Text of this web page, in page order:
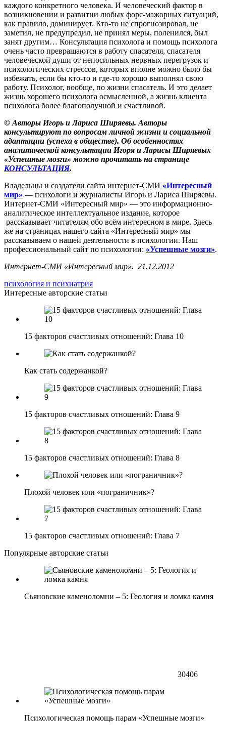
каждого конкретного человека. И человеческий фактор в
возникновении и развитии любых форс-мажорных ситуаций,
как правило, доминирует. Кто-то не спрогнозировал, не
заметил, не предупредил, не принял меры, поленился, был
занят другим… Консультация психолога и помощь психолога
очень часто превращаются в работу спасателя, спасателя
человеческой души от непосильных нервных перегрузок и
психологических стрессов, которых вполне можно было бы
избежать, если бы кто-то и где-то хорошо выполнял свою
работу. Психолог, вообще, по жизни спасатель. И это делает
жизнь хорошего психолога осмысленной, а жизнь клиента
психолога более благополучной и счастливой.
© Авторы Игорь и Лариса Ширяевы. Авторы
консультируют по вопросам личной жизни и социальной
адаптации (успеха в обществе). Об особенностях
аналитической консультации Игоря и Ларисы Ширяевых
«Успешные мозги» можно прочитать на странице
КОНСУЛЬТАЦИЯ.
Владельцы и создатели сайта интернет-СМИ «Интересный
мир» — психологи и журналисты Игорь и Лариса Ширяевы.
Интернет-СМИ «Интересный мир» — это информационно-
аналитическое интеллектуальное издание, которое
рассказывает читателям обо всём интересном в мире. Здесь
же на страницах нашего сайта «Интересный мир» мы
рассказываем о нашей деятельности в психологии. Наш
профессиональный сайт по психологии: «Успешные мозги».
Интернет-СМИ «Интересный мир». 21.12.2012
психология и психиатрия
Интересные авторские статьи
15 факторов счастливых отношений: Глава 10
Как стать содержанкой?
15 факторов счастливых отношений: Глава 9
15 факторов счастливых отношений: Глава 8
Плохой человек или «пограничник»?
15 факторов счастливых отношений: Глава 7
Популярные авторские статьи
Сьяновские каменоломни – 5: Геология и ломка камня
30406
Психологическая помощь парам «Успешные мозги»